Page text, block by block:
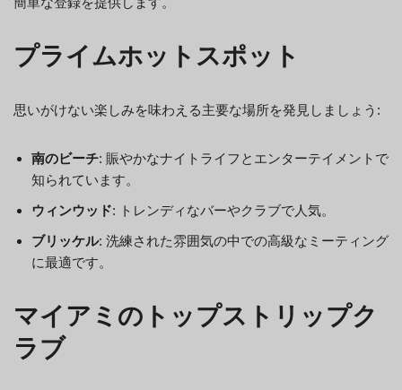
プライムホットスポット
思いがけない楽しみを味わえる主要な場所を発見しましょう:
南のビーチ: 賑やかなナイトライフとエンターテイメントで
知られています。
ウィンウッド: トレンディなバーやクラブで人気。
ブリッケル: 洗練された雰囲気の中での高級なミーティング
に最適です。
マイアミのトップストリップク
ラブ